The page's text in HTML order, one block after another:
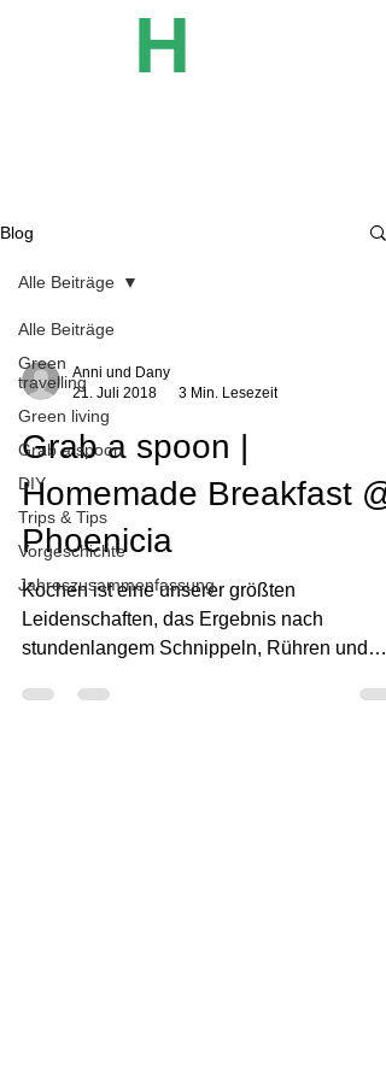
H
Blog
Alle Beiträge
Green
travelling
Green living
Grab a spoon
DIY
Trips & Tips
Vorgeschichte
Jahreszusammenfassung
Alle Beiträge
Anni und Dany
21. Juli 2018
3 Min. Lesezeit
Grab a spoon |
Homemade Breakfast @
Phoenicia
Kochen ist eine unserer größten
Leidenschaften, das Ergebnis nach
stundenlangem Schnippeln, Rühren und